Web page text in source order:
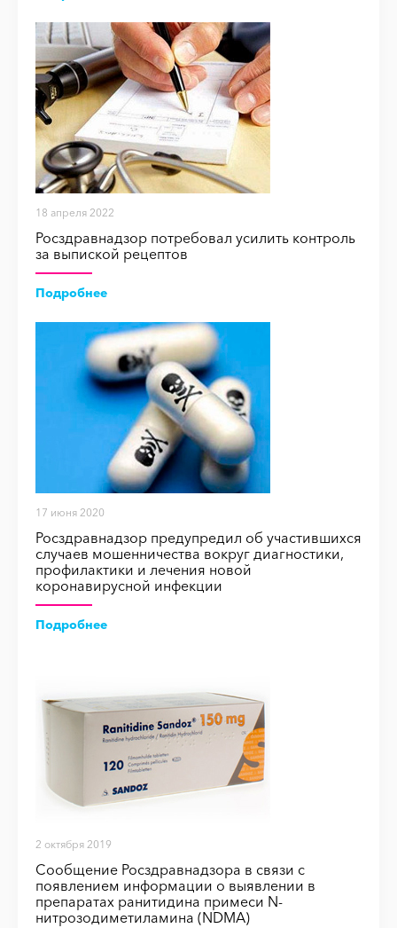
18 апреля 2022
Росздравнадзор потребовал усилить контроль
за выпиской рецептов
Подробнее
17 июня 2020
Росздравнадзор предупредил об участившихся
случаев мошенничества вокруг диагностики,
профилактики и лечения новой
коронавирусной инфекции
Подробнее
2 октября 2019
Сообщение Росздравнадзора в связи с
появлением информации о выявлении в
препаратах ранитидина примеси N-
нитрозодиметиламина (NDMA)